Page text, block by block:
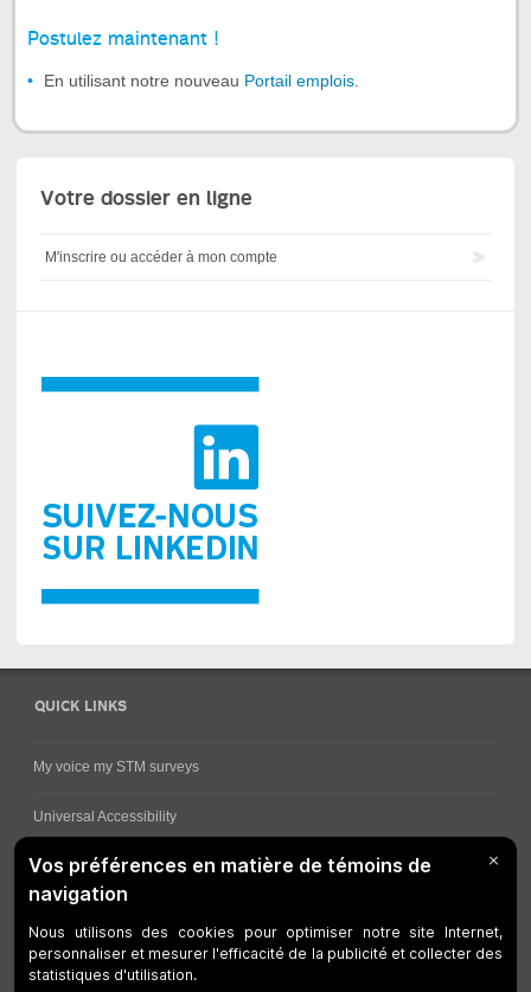
Postulez maintenant !
En utilisant notre nouveau Portail emplois
Votre dossier en ligne
M'inscrire ou accéder à mon compte
QUICK LINKS
My voice my STM surveys
Universal Accessibility
Ways for viewing bus schedules